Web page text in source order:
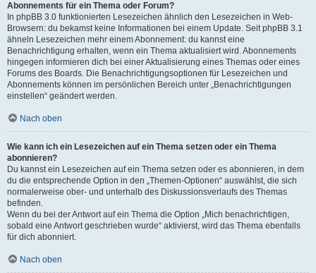
Abonnements für ein Thema oder Forum?
In phpBB 3.0 funktionierten Lesezeichen ähnlich den Lesezeichen in Web-
Browsern: du bekamst keine Informationen bei einem Update. Seit phpBB 3.1
ähneln Lesezeichen mehr einem Abonnement: du kannst eine
Benachrichtigung erhalten, wenn ein Thema aktualisiert wird. Abonnements
hingegen informieren dich bei einer Aktualisierung eines Themas oder eines
Forums des Boards. Die Benachrichtigungsoptionen für Lesezeichen und
Abonnements können im persönlichen Bereich unter „Benachrichtigungen
einstellen“ geändert werden.
Nach oben
Wie kann ich ein Lesezeichen auf ein Thema setzen oder ein Thema
abonnieren?
Du kannst ein Lesezeichen auf ein Thema setzen oder es abonnieren, in dem
du die entsprechende Option in den „Themen-Optionen“ auswählst, die sich
normalerweise ober- und unterhalb des Diskussionsverlaufs des Themas
befinden.
Wenn du bei der Antwort auf ein Thema die Option „Mich benachrichtigen,
sobald eine Antwort geschrieben wurde“ aktivierst, wird das Thema ebenfalls
für dich abonniert.
Nach oben